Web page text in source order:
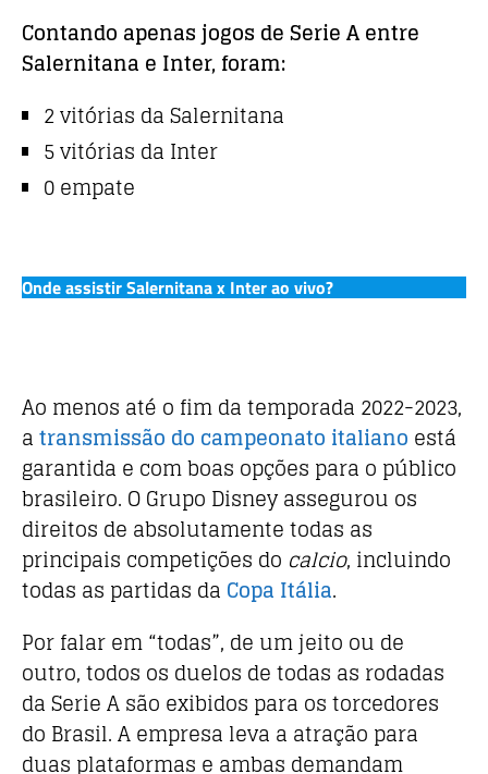
Contando apenas jogos de Serie A entre
Salernitana e Inter, foram:
2 vitórias da Salernitana
5 vitórias da Inter
0 empate
Onde assistir Salernitana x Inter ao vivo?
Ao menos até o fim da temporada 2022-2023,
atransmissão do campeonato italiano está
garantida e com boas opções para o público
brasileiro. O Grupo Disney assegurou os
direitos de absolutamente todas as
principais competições do calcio, incluindo
todas as partidas da Copa Itália.
Por falar em “todas”, de um jeito ou de
outro, todos os duelos de todas as rodadas
da Serie A são exibidos para os torcedores
do Brasil. A empresa leva a atração para
duas plataformas e ambas demandam